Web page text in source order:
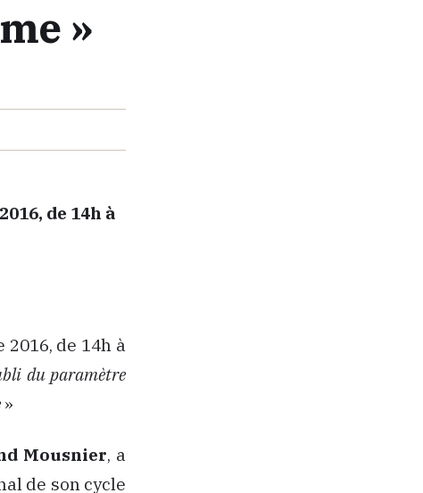
»
de 14h à
de 14h à
du paramètre
»
Mousnier, a
de son cycle